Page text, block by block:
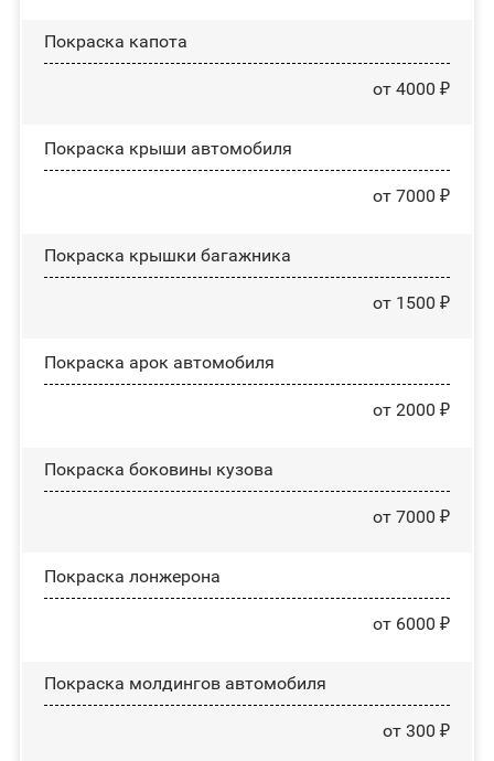
Покраска капота
от 4000 ₽
Покраска крыши автомобиля
от 7000 ₽
Покраска крышки багажника
от 1500 ₽
Покраска арок автомобиля
от 2000 ₽
Покраска боковины кузова
от 7000 ₽
Покраска лонжерона
от 6000 ₽
Покраска молдингов автомобиля
от 300 ₽